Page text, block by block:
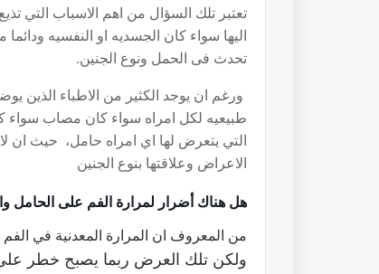
تعتبر تلك السؤال من اهم الاسباب التي
اليها سواء كان الجسديه او النفسيه
تحدث فى الحمل ونوع الجنين.
ورغم ان يوجد الكثير من الاطباء
طبيعيه لكل امراه سواء كان مصاب سواء
التي يتعرض لها اي امراه حامل، حيث ان
الاعراض وعلاقتها بنوع الجنين
هل هناك أضرار لمرارة الفم على الحامل
من المعروف ان المرارة المعدنية في
ولكن تلك العرض ربما يصبح خطر